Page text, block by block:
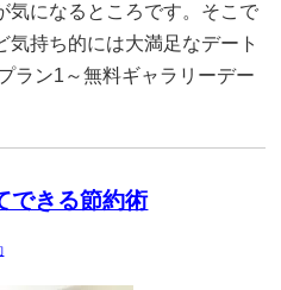
気になるところです。そこで
持ち的には大満足なデート
ラン1～無料ギャラリーデー
できる節約術